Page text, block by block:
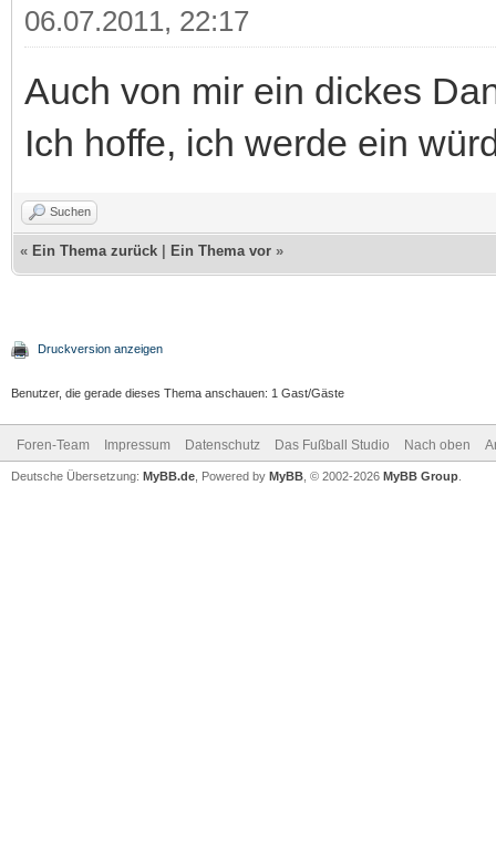
06.07.2011, 22:17
Auch von mir ein dickes
Ich hoffe, ich werde ein
Suchen
« Ein Thema zurück Ein Thema vor »
Druckversion anzeigen
Benutzer, die gerade dieses Thema anschauen: 1 Gast/Gäste
Foren-Team Impressum Datenschutz Das Fußball Studio Nach oben
Deutsche Übersetzung: MyBB.de , Powered by MyBB , © 2002-2026 MyBB Group